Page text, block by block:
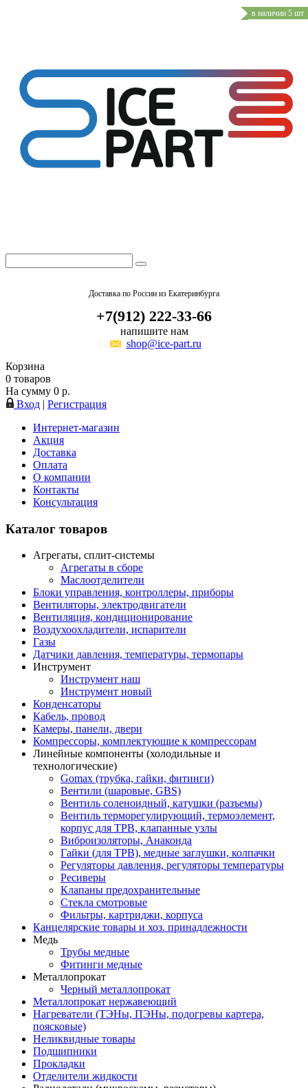
Доставка по России из Екатеринбурга
+7(912) 222-33-66
напишите нам
shop@ice-part.ru
Корзина
0 товаров
На сумму 0 р.
Вход | Регистрация
Интернет-магазин
Акция
Доставка
Оплата
О компании
Контакты
Консультация
Каталог товаров
Агрегаты, сплит-системы
Агрегаты в сборе
Маслоотделители
Блоки управления, контроллеры, приборы
Вентиляторы, электродвигатели
Вентиляция, кондиционирование
Воздухоохладители, испарители
Газы
Датчики давления, температуры, термопары
Инструмент
Инструмент наш
Инструмент новый
Конденсаторы
Кабель, провод
Камеры, панели, двери
Компрессоры, комплектующие к компрессорам
Линейные компоненты (холодильные и
технологические)
Gomax (трубка, гайки, фитинги)
Вентили (шаровые, GBS)
Вентиль соленоидный, катушки (разъемы)
Вентиль терморегулирующий, термоэлемент,
корпус для ТРВ, клапанные узлы
Виброизоляторы, Анаконда
Гайки (для ТРВ), медные заглушки, колпачки
Регуляторы давления, регуляторы температуры
Ресиверы
Клапаны предохранительные
Стекла смотровые
Фильтры, картриджи, корпуса
Канцелярские товары и хоз. принадлежности
Медь
Трубы медные
Фитинги медные
Металлопрокат
Черный металлопрокат
Металлопрокат нержавеющий
Нагреватели (ТЭНы, ПЭНы, подогревы картера,
поясковые)
Неликвидные товары
Подшипники
Прокладки
Отделители жидкости
в наличии 5 шт